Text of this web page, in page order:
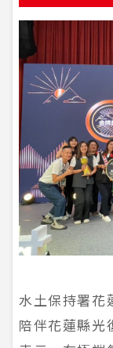
水土保持署花
陪伴花蓮縣光